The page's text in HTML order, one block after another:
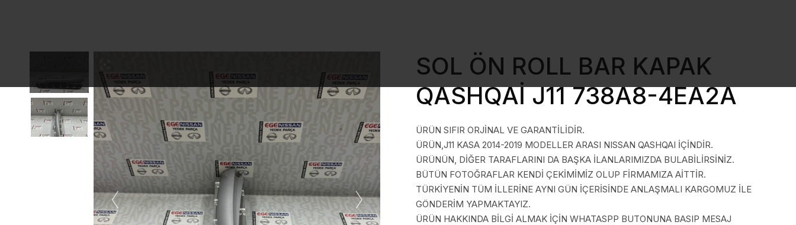
SOL ÖN ROLL BAR KAPAK
QASHQAİ J11 738A8-4EA2A
ÜRÜN SIFIR ORJİNAL VE GARANTİLİDİR.
ÜRÜN,J11 KASA 2014-2019 MODELLER ARASI NISSAN QASHQAI İÇİNDİR.
ÜRÜNÜN, DİĞER TARAFLARINI DA BAŞKA İLANLARIMIZDA BULABİLİRSİNİZ.
BÜTÜN FOTOĞRAFLAR KENDİ ÇEKİMİMİZ OLUP FİRMAMIZA AİTTİR.
TÜRKİYENİN TÜM İLLERİNE AYNI GÜN İÇERİSİNDE ANLAŞMALI KARGOMUZ İLE
GÖNDERİM YAPMAKTAYIZ.
ÜRÜN HAKKINDA BİLGİ ALMAK İÇİN WHATASPP BUTONUNA BASIP MESAJ